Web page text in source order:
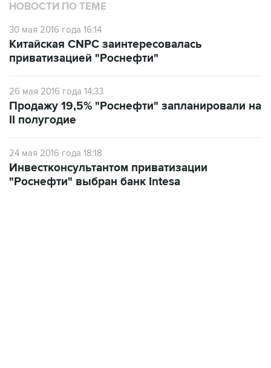
НОВОСТИ ПО ТЕМЕ
30 мая 2016 года 16:14
Китайская CNPC заинтересовалась
приватизацией "Роснефти"
26 мая 2016 года 14:33
Продажу 19,5% "Роснефти" запланировали на
II полугодие
24 мая 2016 года 18:18
Инвестконсультантом приватизации
"Роснефти" выбран банк Intesa